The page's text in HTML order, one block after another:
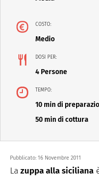
COSTO:
Medio
DOSI PER:
4 Persone
TEMPO:
10 min di
50 min di cottura
Pubblicato: 16 Novembre 2011
La zuppa alla siciliana